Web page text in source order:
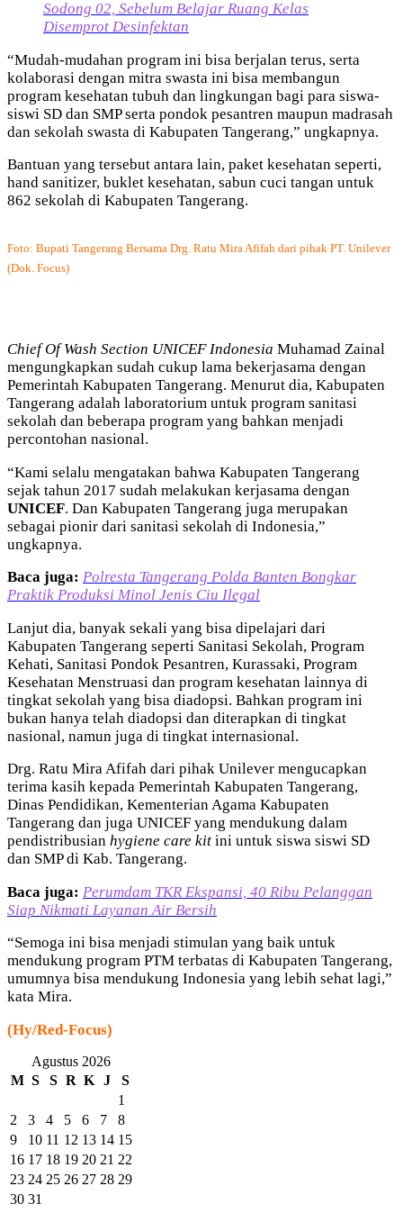
Sodong 02, Sebelum Belajar Ruang Kelas
Disemprot Desinfektan
“Mudah-mudahan program ini bisa berjalan terus, serta
kolaborasi dengan mitra swasta ini bisa membangun
program kesehatan tubuh dan lingkungan bagi para siswa-
siswi SD dan SMP serta pondok pesantren maupun madrasah
dan sekolah swasta di Kabupaten Tangerang,” ungkapnya.
Bantuan yang tersebut antara lain, paket kesehatan seperti,
hand sanitizer, buklet kesehatan, sabun cuci tangan untuk
862 sekolah di Kabupaten Tangerang.
Foto: Bupati Tangerang Bersama Drg. Ratu Mira Afifah dari pihak PT. Unilever
(Dok. Focus)
Chief Of Wash Section UNICEF Indonesia Muhamad Zainal
mengungkapkan sudah cukup lama bekerjasama dengan
Pemerintah Kabupaten Tangerang. Menurut dia, Kabupaten
Tangerang adalah laboratorium untuk program sanitasi
sekolah dan beberapa program yang bahkan menjadi
percontohan nasional.
“Kami selalu mengatakan bahwa Kabupaten Tangerang
sejak tahun 2017 sudah melakukan kerjasama dengan
UNICEF. Dan Kabupaten Tangerang juga merupakan
sebagai pionir dari sanitasi sekolah di Indonesia,”
ungkapnya.
Baca juga: Polresta Tangerang Polda Banten Bongkar
Praktik Produksi Minol Jenis Ciu Ilegal
Lanjut dia, banyak sekali yang bisa dipelajari dari
Kabupaten Tangerang seperti Sanitasi Sekolah, Program
Kehati, Sanitasi Pondok Pesantren, Kurassaki, Program
Kesehatan Menstruasi dan program kesehatan lainnya di
tingkat sekolah yang bisa diadopsi. Bahkan program ini
bukan hanya telah diadopsi dan diterapkan di tingkat
nasional, namun juga di tingkat internasional.
Drg. Ratu Mira Afifah dari pihak Unilever mengucapkan
terima kasih kepada Pemerintah Kabupaten Tangerang,
Dinas Pendidikan, Kementerian Agama Kabupaten
Tangerang dan juga UNICEF yang mendukung dalam
pendistribusian hygiene care kit ini untuk siswa siswi SD
dan SMP di Kab. Tangerang.
Baca juga: Perumdam TKR Ekspansi, 40 Ribu Pelanggan
Siap Nikmati Layanan Air Bersih
“Semoga ini bisa menjadi stimulan yang baik untuk
mendukung program PTM terbatas di Kabupaten Tangerang,
umumnya bisa mendukung Indonesia yang lebih sehat lagi,”
kata Mira.
(Hy/Red-Focus)
Agustus 2026
M S S R K J
S
1
2
3 4 5 6 7
8
9
10 11 12 13 14 15
16 17 18 19 20 21 22
23 24 25 26 27 28 29
30 31